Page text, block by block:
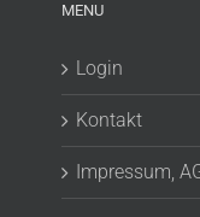
MENU
Login
Kontakt
Impressum,